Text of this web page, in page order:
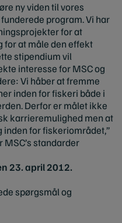
ny viden til vores
program. Vi har
for at
for at måle den effekt
stipendium vil
interesse for MSC og
Vi håber at fremme
inden for fiskeri både i
Derfor er målet ikke
karrieremulighed men at
for fiskeriområdet,”
standarder
23. april 2012.
spørgsmål og